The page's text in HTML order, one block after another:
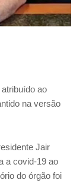
ao
na versão
Jair
a covid-19 ao
do órgão foi